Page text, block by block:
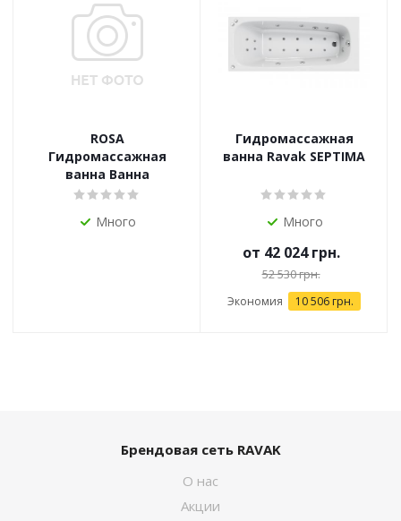
ROSA
Гидромассажная
ванна Ванна
Много
Гидромассажная
ванна Ravak SEPTIMA
Много
от 42 024 грн.
52 530 грн.
Экономия 10 506 грн.
Брендовая сеть RAVAK
О нас
Акции